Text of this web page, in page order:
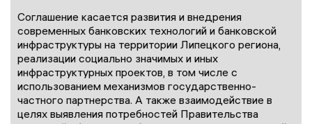
Соглашение касается развития и внедрения
современных банковских технологий и банковской
инфраструктуры на территории Липецкого региона,
реализации социально значимых и иных
инфраструктурных проектов, в том числе с
использованием механизмов государственно-
частного партнерства. А также взаимодействие в
целях выявления потребностей Правительства